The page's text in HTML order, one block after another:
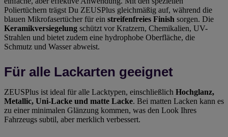
Poliertüchern trägst Du ZEUSPlus gleichmäßig auf, während die
blauen Mikrofasertücher für ein streifenfreies Finish sorgen. Die
Keramikversiegelung schützt vor Kratzern, Chemikalien, UV-
Strahlen und bietet zudem eine hydrophobe Oberfläche, die
Schmutz und Wasser abweist.
Für alle Lackarten geeignet
ZEUSPlus ist ideal für alle Lacktypen, einschließlich Hochglanz,
Metallic, Uni-Lacke und matte Lacke. Bei matten Lacken kann es
zu einer minimalen Glänzung kommen, was den Look Ihres
Fahrzeugs subtil, aber merklich verbessert.